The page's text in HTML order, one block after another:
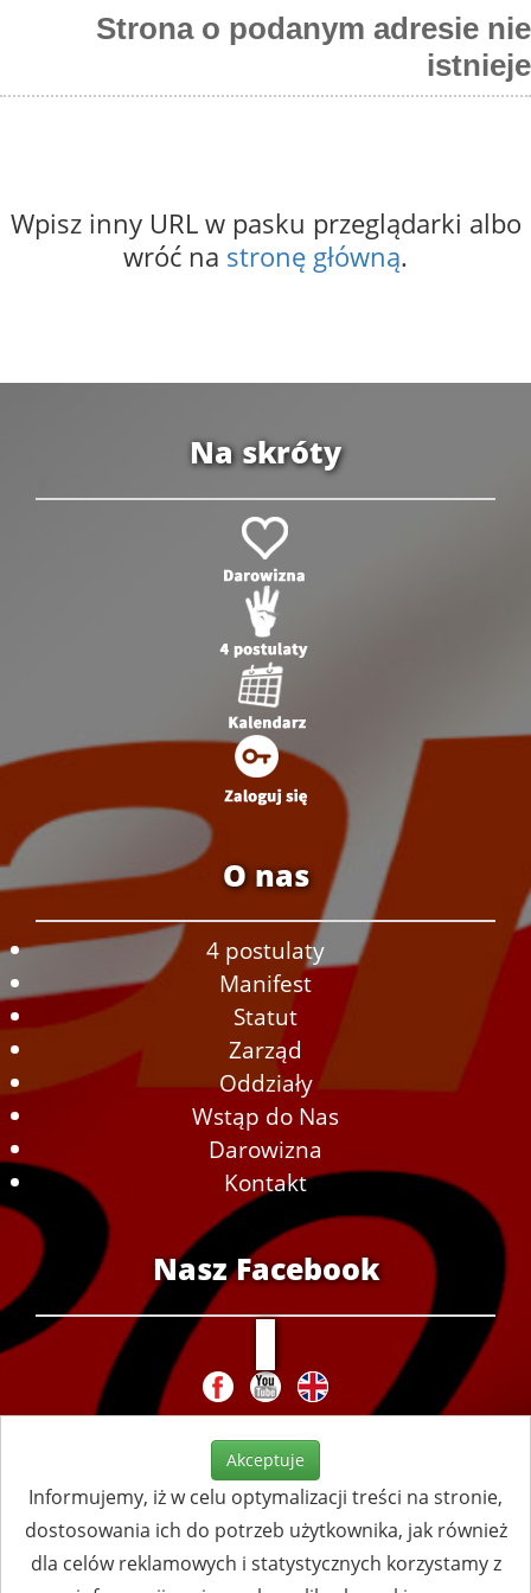
Strona o podanym adresie nie
istnieje
Wpisz inny URL w pasku przeglądarki albo
wróć na stronę główną.
Na skróty
O nas
4 postulaty
Manifest
Statut
Zarząd
Oddziały
Wstąp do Nas
Darowizna
Kontakt
Nasz Facebook
Akceptuje
Informujemy, iż w celu optymalizacji treści na stronie,
dostosowania ich do potrzeb użytkownika, jak również
dla celów reklamowych i statystycznych korzystamy z